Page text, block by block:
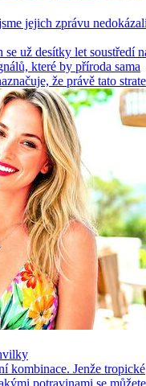
jejich zprávu
už desítky let soustředí
které by příroda sama
že právě tato strate
kombinace. Jenže tropické
potravinami se můžete